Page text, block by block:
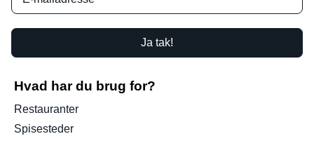
Ja tak!
Hvad har du brug for?
Restauranter
Spisesteder